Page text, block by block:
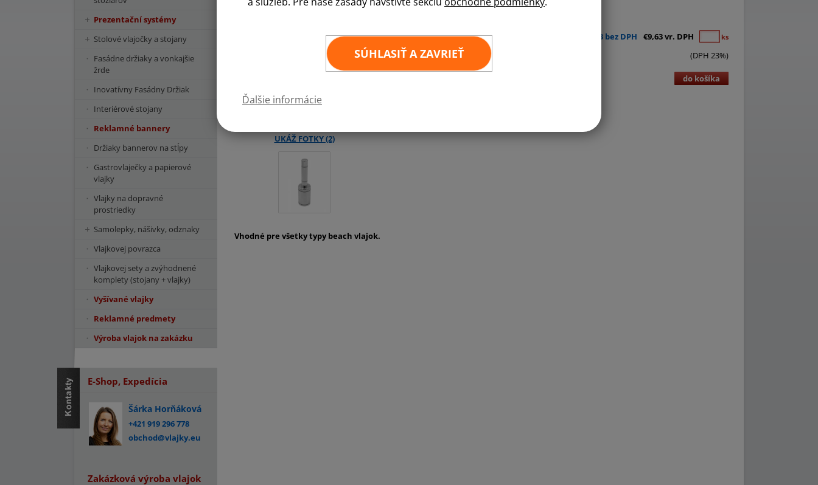
SÚHLASIŤ A ZAVRIEŤ
Ďalšie informácie
1 ks €7,83 bez DPH €9,63 vr. DPH ks
(DPH 23%)
do košíka
Vhodné pre všetky typy beach vlajok.
Prezentační systémy
Stolové vlajočky a stojany
Fasádne držiaky a vonkajšie
žrde
Inovatívny Fasádny Držiak
Interiérové stojany
Reklamné bannery
Držiaky bannerov na stĺpy
Gastrovlaječky a papierové
vlajky
Vlajky na dopravné
prostriedky
Samolepky, nášivky, odznaky
Vlajkovej povrazca
Vlajkovej sety a zvýhodnené
komplety (stojany + vlajky)
Vyšívané vlajky
Reklamné predmety
Výroba vlajok na zakázku
E-Shop, Expedícia
Šárka Horňáková
+421 919 296 778
obchod@vlajky.eu
Zakázková výroba vlajok